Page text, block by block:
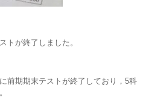
トが終了しました。
前期期末テストが終了しており，5科